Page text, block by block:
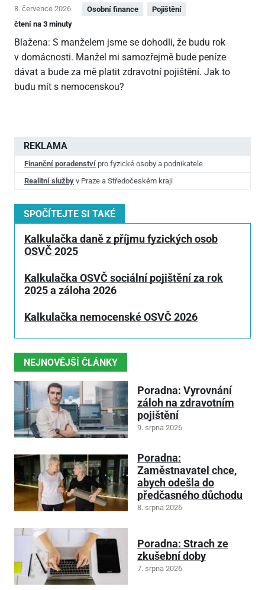
8. července 2026 Osobní finance
Pojištění
čtení na 3 minuty
Blažena: S manželem jsme se dohodli, že budu rok
v domácnosti. Manžel mi samozřejmě bude peníze
dávat a bude za mě platit zdravotní pojištění. Jak to
budu mít s nemocenskou?
REKLAMA
Finanční poradenství pro fyzické osoby a podnikatele
Realitní služby v Praze a Středočeském kraji
SPOČÍTEJTE SI TAKÉ
Kalkulačka daně z příjmu fyzických osob
OSVČ 2025
Kalkulačka OSVČ sociální pojištění za rok
2025 a záloha 2026
Kalkulačka nemocenské OSVČ 2026
NEJNOVĚJŠÍ ČLÁNKY
Poradna: Vyrovnání
záloh na zdravotním
pojištění
9. srpna 2026
Poradna:
Zaměstnavatel chce,
abych odešla do
předčasného důchodu
8. srpna 2026
Poradna: Strach ze
zkušební doby
7. srpna 2026